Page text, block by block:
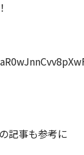
記事も参考に